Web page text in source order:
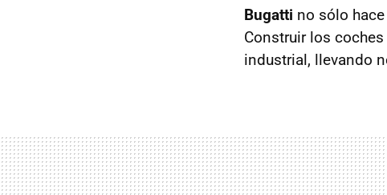
Bugatti no sólo
Construir los
industrial, llevando